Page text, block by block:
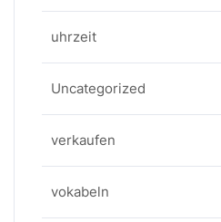
uhrzeit
Uncategorized
verkaufen
vokabeln